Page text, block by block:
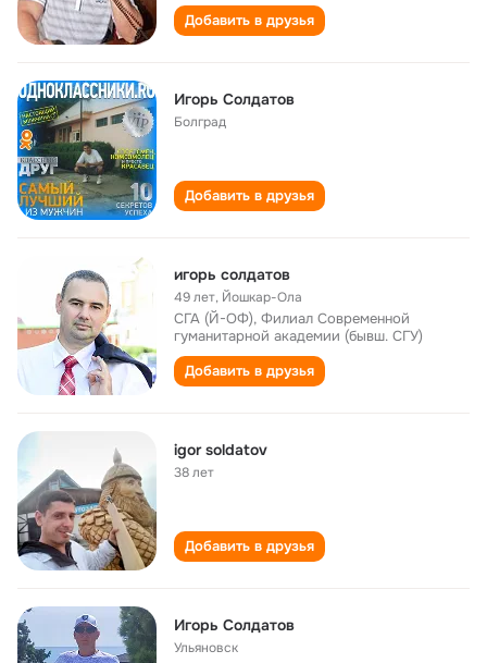
Добавить в друзья
Игорь Солдатов
Болград
Добавить в друзья
игорь солдатов
49 лет, Йошкар-Ола
СГА (Й-ОФ), Филиал Современной
гуманитарной академии (бывш. СГУ)
Добавить в друзья
igor soldatov
38 лет
Добавить в друзья
Игорь Солдатов
Ульяновск